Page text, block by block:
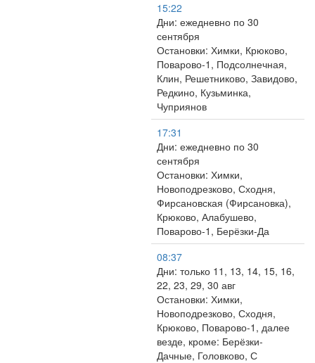
15:22
Дни: ежедневно по 30
сентября
Остановки: Химки, Крюково,
Поварово-1, Подсолнечная,
Клин, Решетниково, Завидово,
Редкино, Кузьминка,
Чуприянов
17:31
Дни: ежедневно по 30
сентября
Остановки: Химки,
Новоподрезково, Сходня,
Фирсановская (Фирсановка),
Крюково, Алабушево,
Поварово-1, Берёзки-Да
08:37
Дни: только 11, 13, 14, 15, 16,
22, 23, 29, 30 авг
Остановки: Химки,
Новоподрезково, Сходня,
Крюково, Поварово-1, далее
везде, кроме: Берёзки-
Дачные, Головково, С